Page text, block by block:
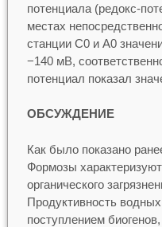
потенциала (редокс-
местах
станции С0 и А0
−140 мВ,
потенциал показал
ОБСУЖДЕНИЕ
Как было показано
Формозы
органического
Продуктивность
поступлением